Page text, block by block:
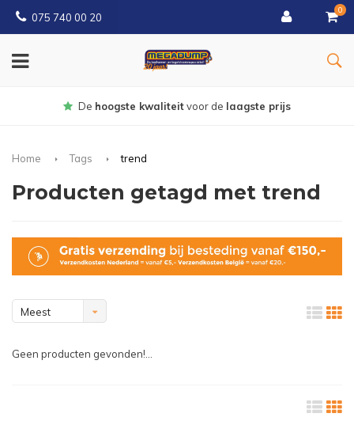
075 740 00 20
0
Gratisbezorgd vanaf € 150
Home Tags trend
Producten getagd met trend
Meest
Geen producten gevonden!...